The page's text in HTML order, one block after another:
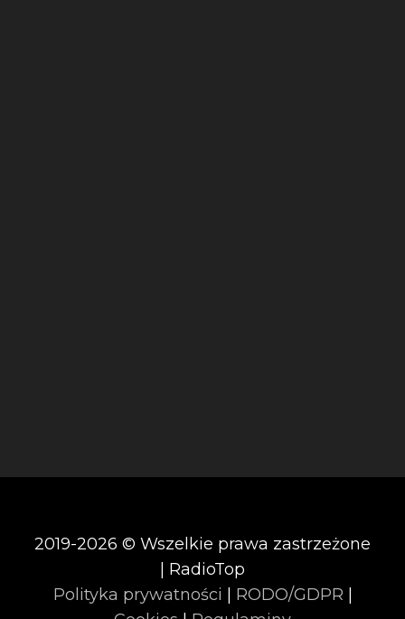
2019-2026 © Wszelkie prawa zastrzeżone
| RadioTop
Polityka prywatności
RODO/GDPR